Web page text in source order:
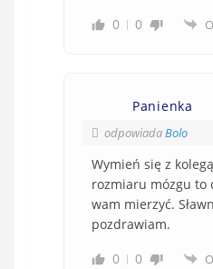
0
0
Panienka
odpowiadaBolo
Wymień się z
rozmiaru mózgu to
wam mierzyć.
pozdrawiam.
0
0